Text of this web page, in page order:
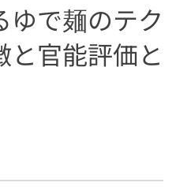
ゆで麺のテク
と官能評価と